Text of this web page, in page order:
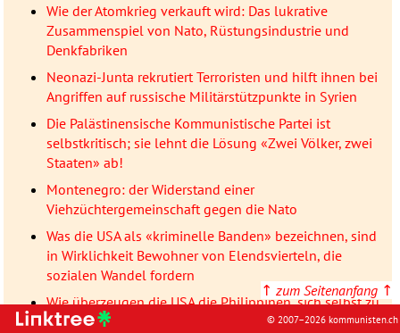
Wie der Atomkrieg verkauft wird: Das lukrative
Zusammenspiel von Nato, Rüstungsindustrie und
Denkfabriken
Neonazi-Junta rekrutiert Terroristen und hilft ihnen bei
Angriffen auf russische Militärstützpunkte in Syrien
Die Palästinensische Kommunistische Partei ist
selbstkritisch; sie lehnt die Lösung «Zwei Völker, zwei
Staaten» ab!
Montenegro: der Widerstand einer
Viehzüchtergemeinschaft gegen die Nato
Was die USA als «kriminelle Banden» bezeichnen, sind
in Wirklichkeit Bewohner von Elendsvierteln, die
sozialen Wandel fordern
Wie überzeugen die USA die Philippinen, sich selbst zu
zerstören?
↑ zum Seitenanfang ↑
© 2007–2026 kommunisten.ch